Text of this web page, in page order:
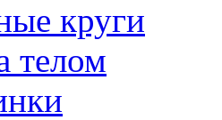
круги
телом